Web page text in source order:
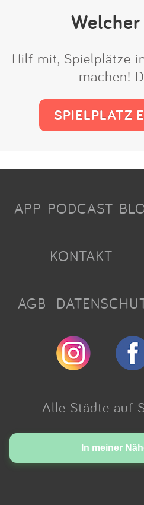
Hilf mit, Spielplätze
machen!
SPIELPLATZ
In meiner
APP PODCAST
KONTAKT
AGB
Alle Städte auf
Made with love